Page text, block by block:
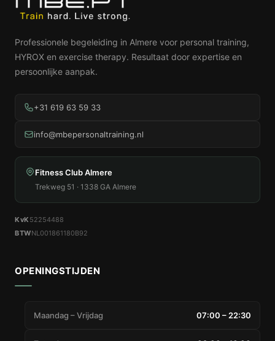
Professionele begeleiding in Almere voor personal training,
HYROX en exercise therapy. Resultaat door expertise en
persoonlijke aanpak.
+31 619 63 59 33
info@mbepersonaltraining.nl
Fitness Club Almere
Trekweg 51 · 1338 GA Almere
KvK 52254488
BTWNL001861180B92
OPENINGSTIJDEN
Maandag – Vrijdag 07:00 – 22:30